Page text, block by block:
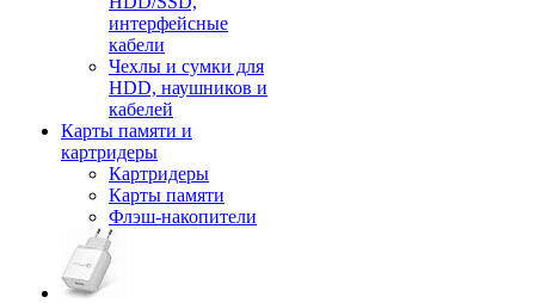
интерфейсные
кабели
Чехлы и сумки для
HDD, наушников и
кабелей
Карты памяти и
картридеры
Картридеры
Карты памяти
Флэш-накопители